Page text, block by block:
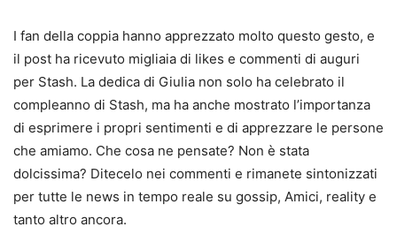
I fan della coppia hanno apprezzato molto questo gesto, e
il post ha ricevuto migliaia di likes e commenti di auguri
per Stash. La dedica di Giulia non solo ha celebrato il
compleanno di Stash, ma ha anche mostrato l’importanza
di esprimere i propri sentimenti e di apprezzare le persone
che amiamo. Che cosa ne pensate? Non è stata
dolcissima? Ditecelo nei commenti e rimanete sintonizzati
per tutte le news in tempo reale su gossip, Amici, reality e
tanto altro ancora.